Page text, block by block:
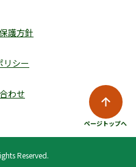
ページトップへ
護方針
リシー
わせ
Reserved.